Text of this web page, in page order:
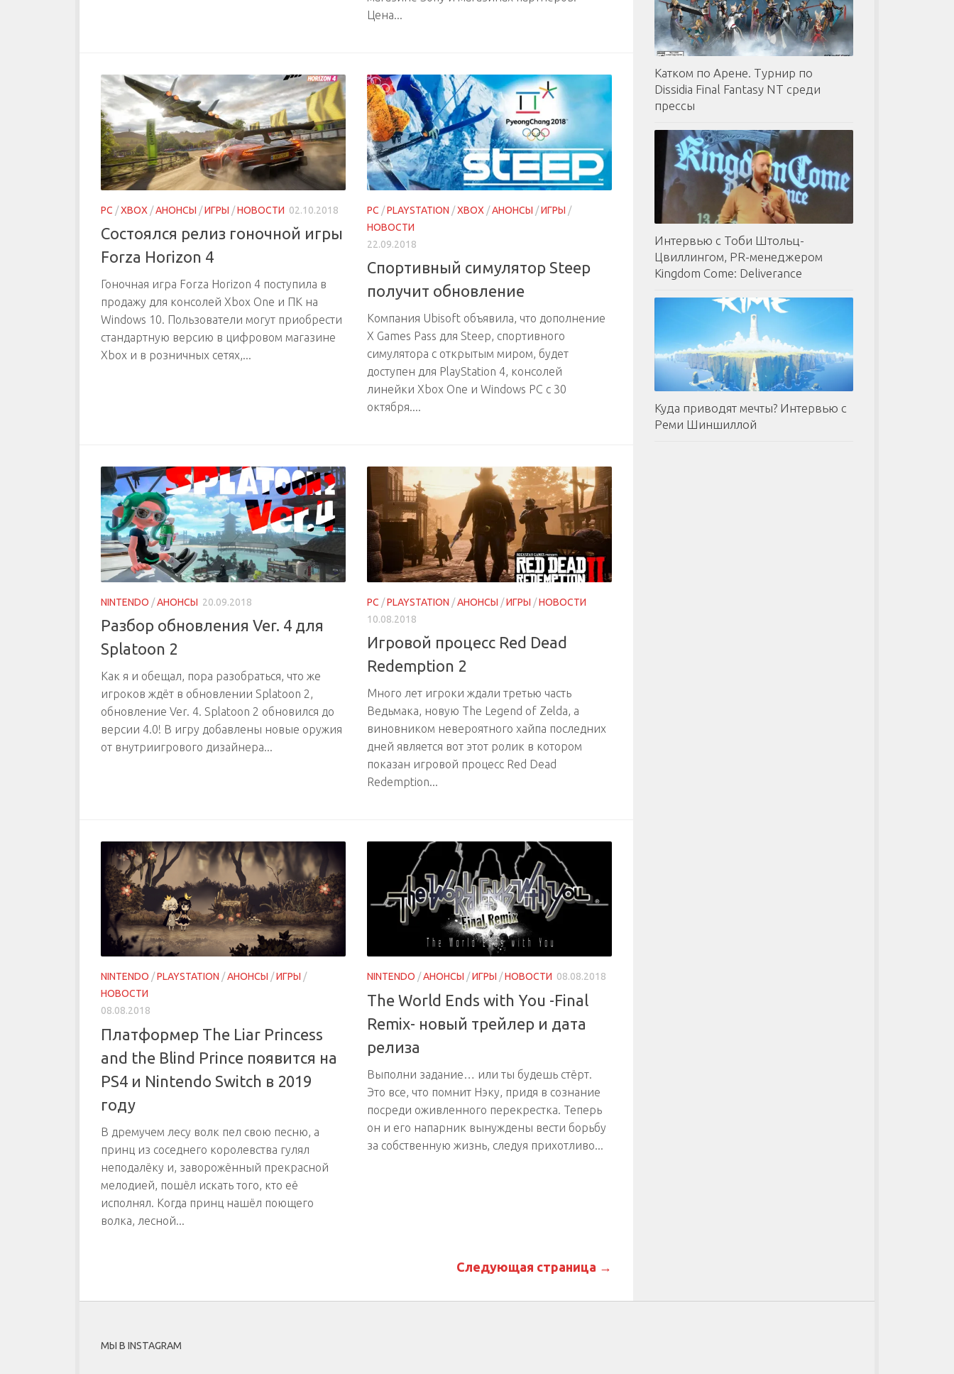
Цена...
PC /XBOX /АНОНСЫ /ИГРЫ /НОВОСТИ 02.10.2018
Состоялся релиз гоночной игры
Forza Horizon 4
Гоночная игра Forza Horizon 4 поступила в
продажу для консолей Xbox One и ПК на
Windows 10. Пользователи могут приобрести
стандартную версию в цифровом магазине
Xbox и в розничных сетях,...
PC /PLAYSTATION /XBOX /АНОНСЫ /ИГРЫ /
НОВОСТИ
22.09.2018
Спортивный симулятор Steep
получит обновление
Компания Ubisoft объявила, что дополнение
X Games Pass для Steep, спортивного
симулятора с открытым миром, будет
доступен для PlayStation 4, консолей
линейки Xbox One и Windows PC с 30
октября....
NINTENDO /АНОНСЫ 20.09.2018
Разбор обновления Ver. 4 для
Splatoon 2
Как я и обещал, пора разобраться, что же
игроков ждёт в обновлении Splatoon 2,
обновление Ver. 4. Splatoon 2 обновился до
версии 4.0! В игру добавлены новые оружия
от внутриигрового дизайнера...
PC /PLAYSTATION /АНОНСЫ /ИГРЫ /НОВОСТИ
10.08.2018
Игровой процесс Red Dead
Redemption 2
Много лет игроки ждали третью часть
Ведьмака, новую The Legend of Zelda, а
виновником невероятного хайпа последних
дней является вот этот ролик в котором
показан игровой процесс Red Dead
Redemption...
NINTENDO /PLAYSTATION /АНОНСЫ /ИГРЫ /
НОВОСТИ
08.08.2018
Платформер The Liar Princess
and the Blind Prince появится на
PS4 и Nintendo Switch в 2019
году
В дремучем лесу волк пел свою песню, а
принц из соседнего королевства гулял
неподалёку и, заворожённый прекрасной
мелодией, пошёл искать того, кто её
исполнял. Когда принц нашёл поющего
волка, лесной...
NINTENDO /АНОНСЫ /ИГРЫ /НОВОСТИ 08.08.2018
The World Ends with You -Final
Remix- новый трейлер и дата
релиза
Выполни задание… или ты будешь стёрт.
Это все, что помнит Нэку, придя в сознание
посреди оживленного перекрестка. Теперь
он и его напарник вынуждены вести борьбу
за собственную жизнь, следуя прихотливо...
Следующая страница →
Катком по Арене. Турнир по
Dissidia Final Fantasy NT среди
прессы
Интервью с Тоби Штольц-
Цвиллингом, PR-менеджером
Kingdom Come: Deliverance
Куда приводят мечты? Интервью с
Реми Шиншиллой
МЫ В INSTAGRAM